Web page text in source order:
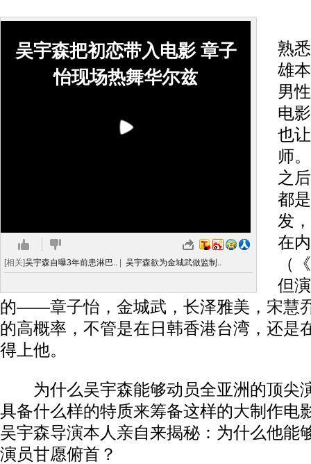
吴宇森把初恋带入电影 章子
怡现场热舞华尔兹
[相关]吴宇森自曝3年前患淋巴.. 吴宇森欲为金城武做监制..
熟
雄
男
电
也
师
之
都
发，
在
（
但
的——章子怡 ，金城武，长泽雅美， 宋慧
的高概率，不管是在日韩香港台湾，还是
得上他。
为什么吴宇森能够动员全亚洲的顶尖
具备什么样的特质来筹备这样的大制作电
吴宇森导演本人亲自来揭秘：为什么他能
演员甘愿俯首？